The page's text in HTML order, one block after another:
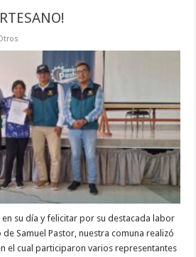
su día y felicitar por su destacada labor
Samuel Pastor, nuestra comuna realizó
el cual participaron varios representantes